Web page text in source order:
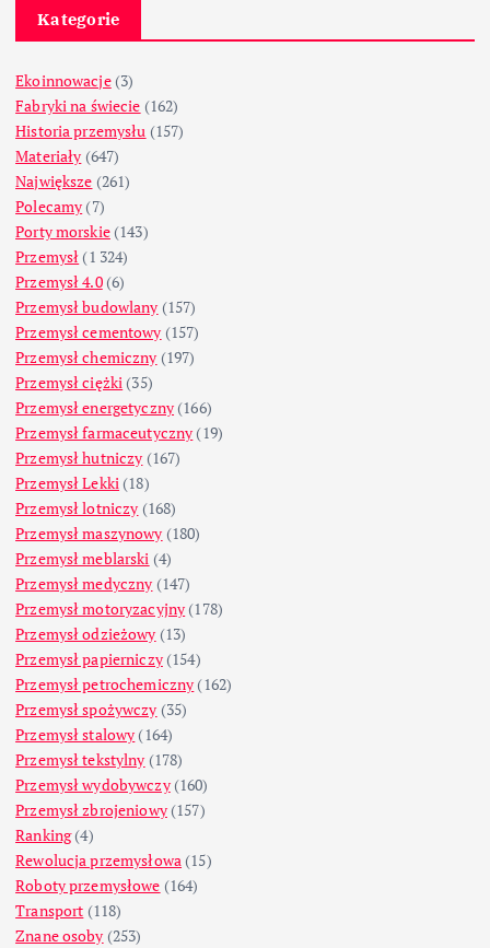
Kategorie
Ekoinnowacje(3)
Fabryki na świecie (162)
Historia przemysłu (157)
Materiały (647)
Największe (261)
Polecamy (7)
Porty morskie(143)
Przemysł (1 324)
Przemysł 4.0(6)
Przemysł budowlany (157)
Przemysł cementowy (157)
Przemysł chemiczny (197)
Przemysł ciężki (35)
Przemysł energetyczny (166)
Przemysł farmaceutyczny (19)
Przemysł hutniczy (167)
Przemysł Lekki (18)
Przemysł lotniczy (168)
Przemysł maszynowy (180)
Przemysł meblarski (4)
Przemysł medyczny (147)
Przemysł motoryzacyjny (178)
Przemysł odzieżowy (13)
Przemysł papierniczy(154)
Przemysł petrochemiczny (162)
Przemysł spożywczy (35)
Przemysł stalowy (164)
Przemysł tekstylny (178)
Przemysł wydobywczy(160)
Przemysł zbrojeniowy(157)
Ranking(4)
Rewolucja przemysłowa (15)
Roboty przemysłowe (164)
Transport (118)
Znane osoby (253)